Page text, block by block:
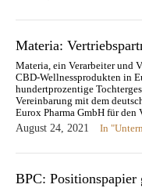
Materia:
Materia, ein Verarbeiter und
CBD-Wellnessprodukten in
hundertprozentige
Vereinbarung mit dem
Eurox Pharma GmbH für
Cannabisextrakten getroffen
Produktlinie für das…
August 24, 2021 In
BPC: Positionspapier